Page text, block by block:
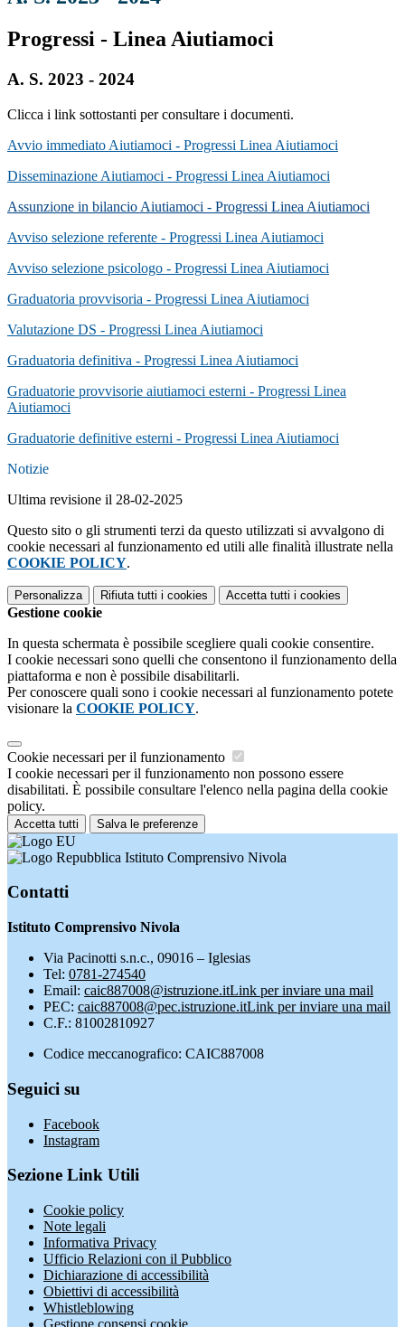
Progressi - Linea Aiutiamoci
A. S. 2023 - 2024
Clicca i link sottostanti per consultare i documenti.
Avvio immediato Aiutiamoci - Progressi Linea Aiutiamoci
Disseminazione Aiutiamoci - Progressi Linea Aiutiamoci
Assunzione in bilancio Aiutiamoci - Progressi Linea Aiutiamoci
Avviso selezione referente - Progressi Linea Aiutiamoci
Avviso selezione psicologo - Progressi Linea Aiutiamoci
Graduatoria provvisoria - Progressi Linea Aiutiamoci
Valutazione DS - Progressi Linea Aiutiamoci
Graduatoria definitiva - Progressi Linea Aiutiamoci
Graduatorie provvisorie aiutiamoci esterni - Progressi Linea
Aiutiamoci
Graduatorie definitive esterni - Progressi Linea Aiutiamoci
Notizie
Ultima revisione il 28-02-2025
Questo sito o gli strumenti terzi da questo utilizzati si avvalgono di
cookie necessari al funzionamento ed utili alle finalità illustrate nella
COOKIE POLICY.
Personalizza Rifiuta tutti i cookies Accetta tutti i cookies
Gestione cookie
In questa schermata è possibile scegliere quali cookie consentire.
I cookie necessari sono quelli che consentono il funzionamento della
piattaforma e non è possibile disabilitarli.
Per conoscere quali sono i cookie necessari al funzionamento potete
visionare la COOKIE POLICY.
Cookie necessari per il funzionamento
I cookie necessari per il funzionamento non possono essere
disabilitati. È possibile consultare l'elenco nella pagina della cookie
policy.
Accetta tutti Salva le preferenze
Istituto Comprensivo Nivola
Contatti
Istituto Comprensivo Nivola
Via Pacinotti s.n.c., 09016 – Iglesias
Tel: 0781-274540
Email: caic887008@istruzione.itLink per inviare una mail
PEC: caic887008@pec.istruzione.itLink per inviare una mail
C.F.: 81002810927
Codice meccanografico: CAIC887008
Seguici su
Facebook
Instagram
Sezione Link Utili
Cookie policy
Note legali
Informativa Privacy
Ufficio Relazioni con il Pubblico
Dichiarazione di accessibilità
Obiettivi di accessibilità
Whistleblowing
Gestione consensi cookie